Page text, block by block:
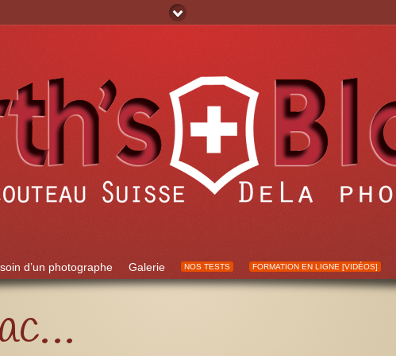
d’un photographe Galerie NOS TESTS FORMATION EN LIGNE [VIDÉOS]